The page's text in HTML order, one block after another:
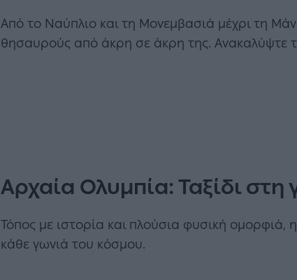
Από το Ναύπλιο και τη Μονεμβασιά μέχρι τη
θησαυρούς από άκρη σε άκρη της. Ανακαλύψτε
Αρχαία Ολυμπία: Ταξίδι
Τόπος με ιστορία και πλούσια φυσική ομορφιά,
κάθε γωνιά του κόσμου.